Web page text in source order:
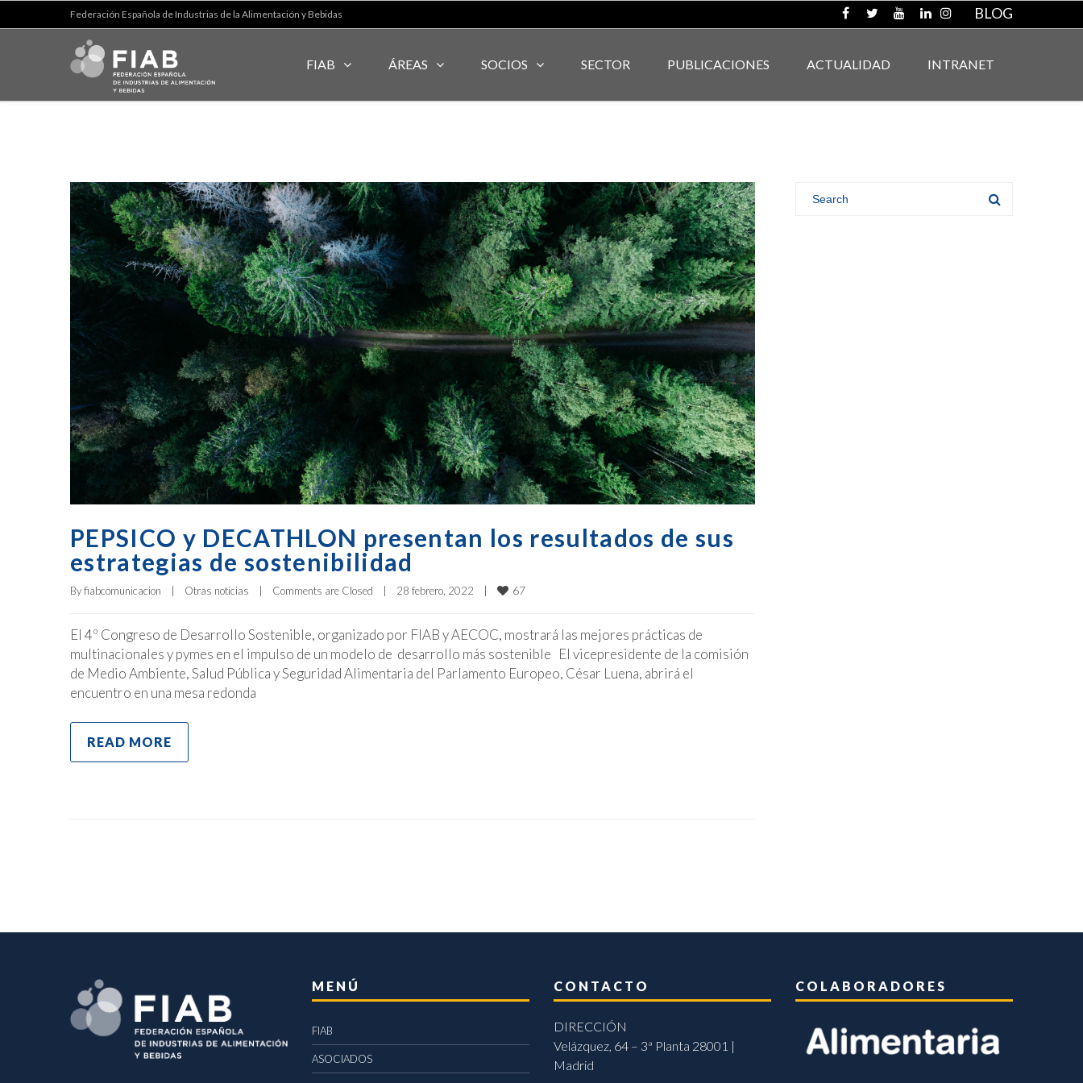
Federación Española de Industrias de la Alimentación y Bebidas BLOG
FIAB ÁREAS SOCIOS SECTOR PUBLICACIONES ACTUALIDAD INTRANET
PEPSICO y DECATHLON presentan los resultados de sus
estrategias de sostenibilidad
By fiabcomunicacion Otras noticias Comments are Closed 28 febrero, 2022 67
El 4º Congreso de Desarrollo Sostenible, organizado por FIAB y AECOC, mostrará las mejores prácticas de
multinacionales y pymes en el impulso de un modelo de desarrollo más sostenible El vicepresidente de la comisión
de Medio Ambiente, Salud Pública y Seguridad Alimentaria del Parlamento Europeo, César Luena, abrirá el
encuentro en una mesa redonda
READ MORE
MENÚ
FIAB
ASOCIADOS
CONTACTO
DIRECCIÓN
Velázquez, 64 – 3ª Planta 28001 |
Madrid
COLABORADORES